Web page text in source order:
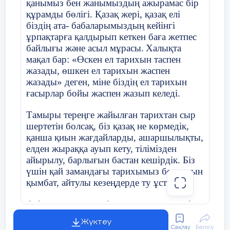
Қарт: Балам, үйдің алтын қазығы кім?
Қарт: Ата, үйдің алтын қазығы - бала.
Қарт: Жоқ, балам, үйдің алтын қазығы - ана.
Ана ақылды болса, бала дана болады. Ана
тәрбиесі - қызға үлгі, әке тәрбиесі - ұлға үлгі.
Ана - ақылшың, әке - қамқоршың, аға -
қорғанышың, іні - сүйенішің, қарындасың -
-Жоқты бар, ашты тоқ ететін кім?
Бала: Ата, жоқты бар, ашты тоқ ететін -
мейірімді әке.
Қарт: Жоқ, балам, әке қанша мейірімді болса
ананың жөні бөлек. Ашты тоқ, жоқты бар
ететін ана. Анасыз бала ұйықтамайды,
қатықсыз айран ұйымайды. Ал, балам, өмір
сүру үшін не қажет?
«Ақтөбе орта мектебі» КММ 5 «Ә»
касс оқушысы
Жайықбай Нұрай Рысбековнаға
23 слайд
Назарларыңызға рахмет!!!
Сынып жетекшінің аты-жөні Әжібаева
Күні:
Сынып:8Б Қатысушылар
Сынып сағатының тақырыбы Буллинг
Тәрбие жұмысының бағыты
тәрбиелеу
Мақсаты
«Буллинг»
қанымыз бен жанымыздың ажырамас бір
құрамды бөлігі. Қазақ жері, қазақ елі
біздің ата- бабаларымыздың кейінгі
ұрпақтарға қалдырып кеткен баға жетпес
байлығы және асыл мұрасы. Халықта
мақал бар: «Өскен ел тарихын таспен
жазады, өшкен ел тарихын жаспен
жазады» деген, міне біздің ел тарихын
ғасырлар бойы жаспен жазып келеді.
Тамыры тереңге жайылған тарихтан сыр
шертетін болсақ, біз қазақ не көрмедік,
қанша қиын жағдайларды, ашаршылықты,
елден жыраққа ауып кету, тілімізден
айырылу, барлығын бастан кешірдік. Біз
үшін қай замандағы тарихымыз болмасын
қымбат, айтулы кезеңдерде ту ұстаған
бабаларымыздың барлығы да құрметті.
Исатай, Махамбеттер патшалық Ресейдің
озбыр саясатына қасқайып қарсы тұра
Жүктеу
Сақтау Бөлісу